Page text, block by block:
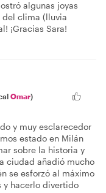
algunas joyas
del clima (lluvia
¡Gracias Sara!
Omar)
y muy esclarecedor
estado en Milán
sobre la historia y
ciudad añadió mucho
se esforzó al máximo
y hacerlo divertido